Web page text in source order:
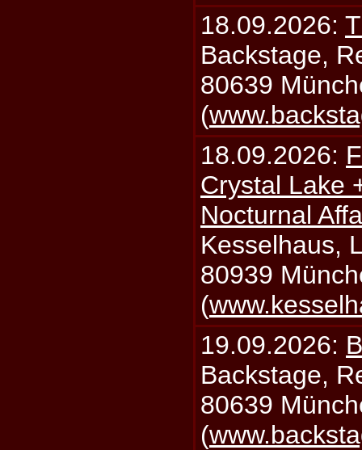
18.09.2026:
Backstage,
80639
(
18.09.2026:
Crystal Lake
Nocturnal
Kesselhaus,
80939
(
19.09.2026:
Backstage,
80639
(